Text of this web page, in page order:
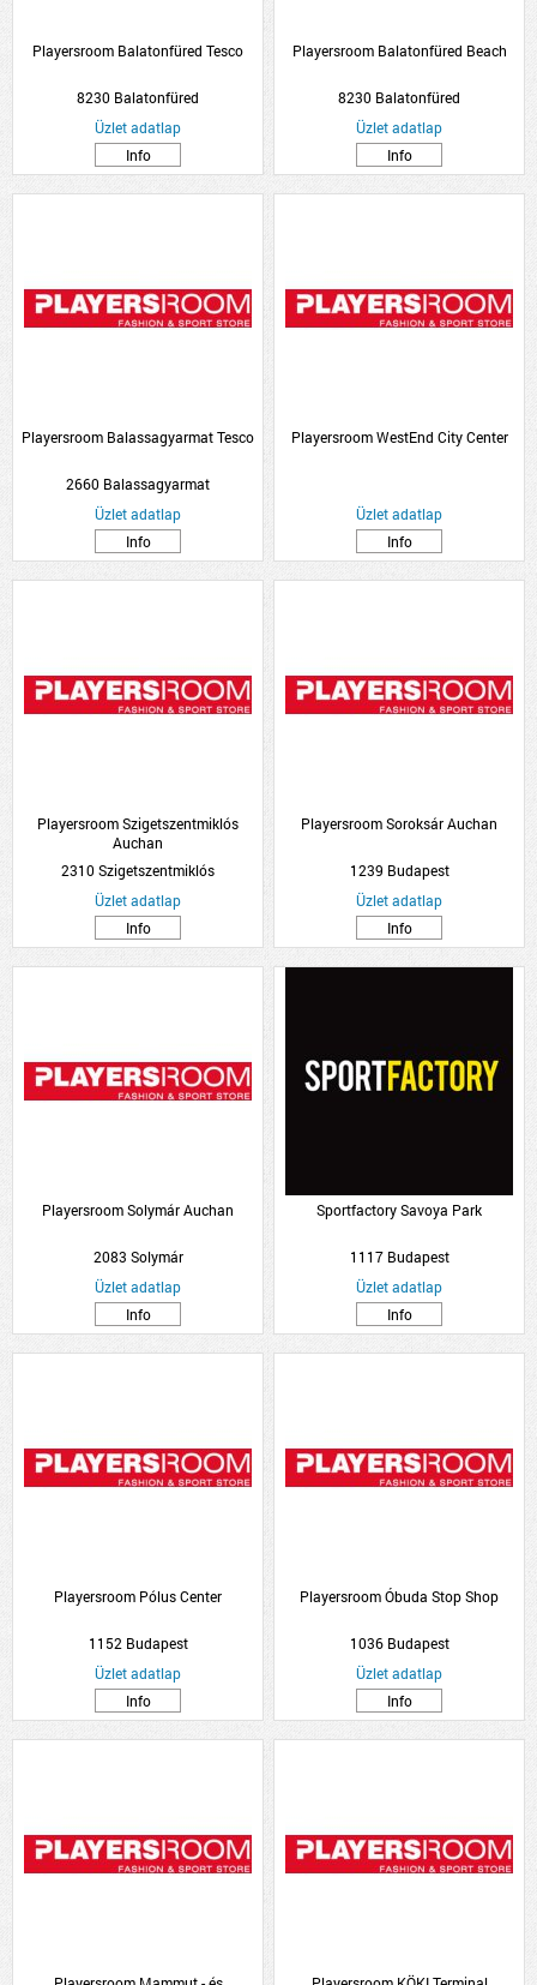
Playersroom Balatonfüred Tesco
8230 Balatonfüred
Üzlet adatlap
Info
Playersroom Balatonfüred Beach
8230 Balatonfüred
Üzlet adatlap
Info
Playersroom Balassagyarmat Tesco
2660 Balassagyarmat
Üzlet adatlap
Info
Playersroom WestEnd City Center
Üzlet adatlap
Info
Playersroom Szigetszentmiklós
Auchan
2310 Szigetszentmiklós
Üzlet adatlap
Info
Playersroom Soroksár Auchan
1239 Budapest
Üzlet adatlap
Info
Playersroom Solymár Auchan
2083 Solymár
Üzlet adatlap
Info
Sportfactory Savoya Park
1117 Budapest
Üzlet adatlap
Info
Playersroom Pólus Center
1152 Budapest
Üzlet adatlap
Info
Playersroom Óbuda Stop Shop
1036 Budapest
Üzlet adatlap
Info